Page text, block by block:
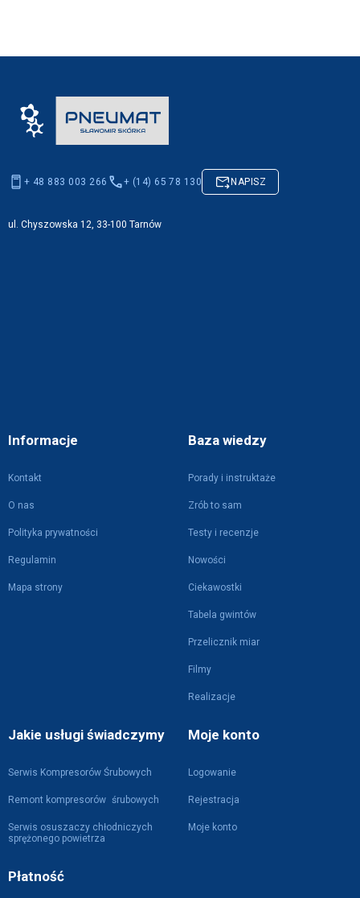
Informacje
Kontakt
O nas
Polityka prywatności
Regulamin
Mapa strony
Baza wiedzy
Porady i instruktaże
Zrób to sam
Testy i recenzje
Nowości
Ciekawostki
Tabela gwintów
Przelicznik miar
Filmy
Realizacje
Jakie usługi świadczymy
Serwis Kompresorów Śrubowych
Remont kompresorów śrubowych
Serwis osuszaczy chłodniczych
sprężonego powietrza
Moje konto
Logowanie
Rejestracja
Moje konto
Płatność
+ 48 883 003 266 + (14) 65 78 130 NAPISZ
ul. Chyszowska 12, 33-100 Tarnów